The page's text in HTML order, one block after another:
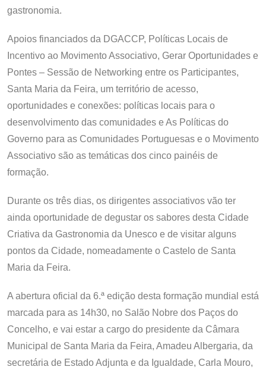
gastronomia.
Apoios financiados da DGACCP, Políticas Locais de
Incentivo ao Movimento Associativo, Gerar Oportunidades e
Pontes – Sessão de Networking entre os Participantes,
Santa Maria da Feira, um território de acesso,
oportunidades e conexões: políticas locais para o
desenvolvimento das comunidades e As Políticas do
Governo para as Comunidades Portuguesas e o Movimento
Associativo são as temáticas dos cinco painéis de
formação.
Durante os três dias, os dirigentes associativos vão ter
ainda oportunidade de degustar os sabores desta Cidade
Criativa da Gastronomia da Unesco e de visitar alguns
pontos da Cidade, nomeadamente o Castelo de Santa
Maria da Feira.
A abertura oficial da 6.ª edição desta formação mundial está
marcada para as 14h30, no Salão Nobre dos Paços do
Concelho, e vai estar a cargo do presidente da Câmara
Municipal de Santa Maria da Feira, Amadeu Albergaria, da
secretária de Estado Adjunta e da Igualdade, Carla Mouro,